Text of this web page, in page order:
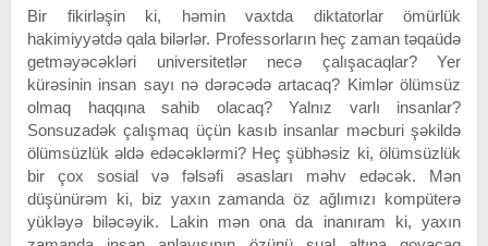
Bir fikirləşin ki, həmin vaxtda diktatorlar ömürlük
hakimiyyətdə qala bilərlər. Professorların heç zaman təqaüdə
getməyəcəkləri universitetlər necə çalışacaqlar? Yer
kürəsinin insan sayı nə dərəcədə artacaq? Kimlər ölümsüz
olmaq haqqına sahib olacaq? Yalnız varlı insanlar?
Sonsuzadək çalışmaq üçün kasıb insanlar məcburi şəkildə
ölümsüzlük əldə edəcəklərmi? Heç şübhəsiz ki, ölümsüzlük
bir çox sosial və fəlsəfi əsasları məhv edəcək. Mən
düşünürəm ki, biz yaxın zamanda öz ağlımızı kompüterə
yükləyə biləcəyik. Lakin mən ona da inanıram ki, yaxın